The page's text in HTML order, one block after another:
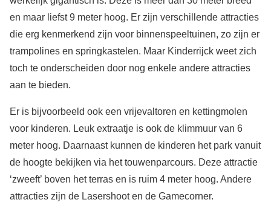
en maar liefst 9 meter hoog. Er zijn verschillende attracties
die erg kenmerkend zijn voor binnenspeeltuinen, zo zijn er
trampolines en springkastelen. Maar Kinderrijck weet zich
toch te onderscheiden door nog enkele andere attracties
aan te bieden.
Er is bijvoorbeeld ook een vrijevaltoren en kettingmolen
voor kinderen. Leuk extraatje is ook de klimmuur van 6
meter hoog. Daarnaast kunnen de kinderen het park vanuit
de hoogte bekijken via het touwenparcours. Deze attractie
‘zweeft’ boven het terras en is ruim 4 meter hoog. Andere
attracties zijn de Lasershoot en de Gamecorner.